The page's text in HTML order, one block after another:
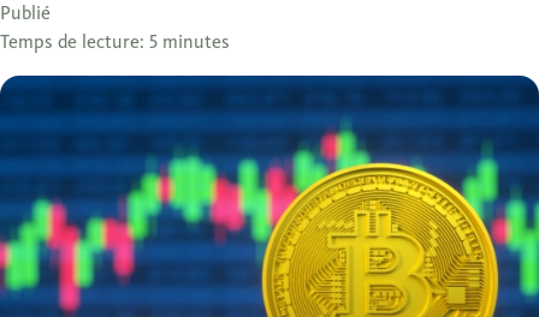
Publié
Temps de lecture: 5 minutes